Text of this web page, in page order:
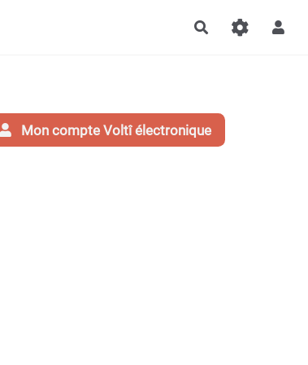
Rechercher
Mon compte Voltî électronique